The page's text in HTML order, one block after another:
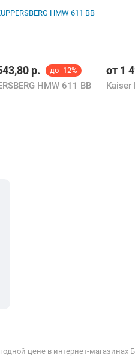
р. до -12%
HMW 611 BB
от 1
Kaiser
цене в интернет-магазинах